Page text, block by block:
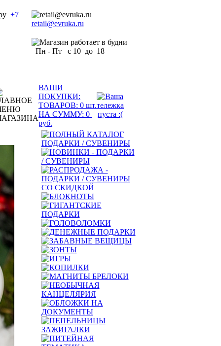
+7
retail@evruka.ru
Пн - Пт с 10 до 18
ВАШИ
ПОКУПКИ:
ТОВАРОВ: 0 шт.
НА СУММУ: 0
руб.